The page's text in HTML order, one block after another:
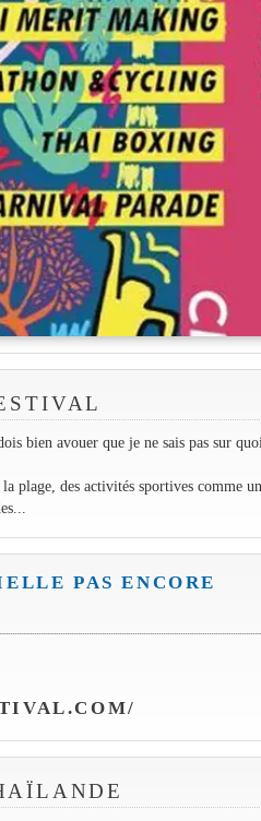
bien avouer que je ne sais pas sur
plage, des activités sportives comme un
PAS ENCORE